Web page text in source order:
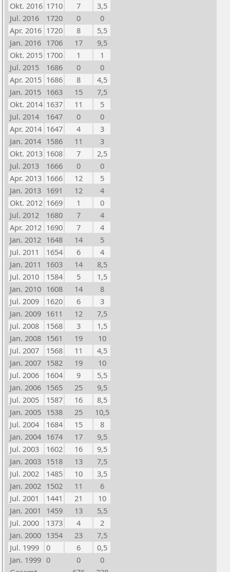
Okt. 2016 1710 7
3,5
Jul. 2016
1720 0
0
Apr. 2016 1720 8
5,5
Jan. 2016 1706 17
9,5
Okt. 2015 1700 1
1
Jul. 2015
1686 0
0
Apr. 2015 1686 8
4,5
Jan. 2015 1663 15
7,5
Okt. 2014 1637 11
5
Jul. 2014
1647 0
0
Apr. 2014 1647 4
3
Jan. 2014 1586 11
3
Okt. 2013 1608 7
2,5
Jul. 2013
1666 0
0
Apr. 2013 1666 12
5
Jan. 2013 1691 12
4
Okt. 2012 1669 1
0
Jul. 2012
1680 7
4
Apr. 2012 1690 7
4
Jan. 2012 1648 14
5
Jul. 2011
1654 6
4
Jan. 2011
1603 14
8,5
Jul. 2010
1584 5
1,5
Jan. 2010 1608 14
8
Jul. 2009
1620 6
3
Jan. 2009 1611 12
7,5
Jul. 2008
1568 3
1,5
Jan. 2008 1561 19
10
Jul. 2007
1568 11
4,5
Jan. 2007 1582 19
10
Jul. 2006
1604 9
5,5
Jan. 2006 1565 25
9,5
Jul. 2005
1587 16
8,5
Jan. 2005 1538 25
10,5
Jul. 2004
1684 15
8
Jan. 2004 1674 17
9,5
Jul. 2003
1602 16
9,5
Jan. 2003 1518 13
7,5
Jul. 2002
1485 10
3,5
Jan. 2002 1502 11
6
Jul. 2001
1441 21
10
Jan. 2001
1459 13
5,5
Jul. 2000
1373 4
2
Jan. 2000 1354 23
7,5
Jul. 1999
0 6
0,5
Jan. 1999 0 0
0